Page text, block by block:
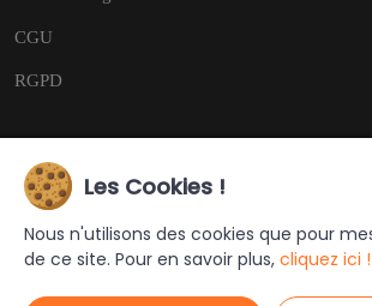
CGU
RGPD
Copyright © 2026
Ce site a été créé et est géré par
Les Cookies !
Nous n'utilisons des cookies que pour
de ce site. Pour en savoir plus, cliquez ici !